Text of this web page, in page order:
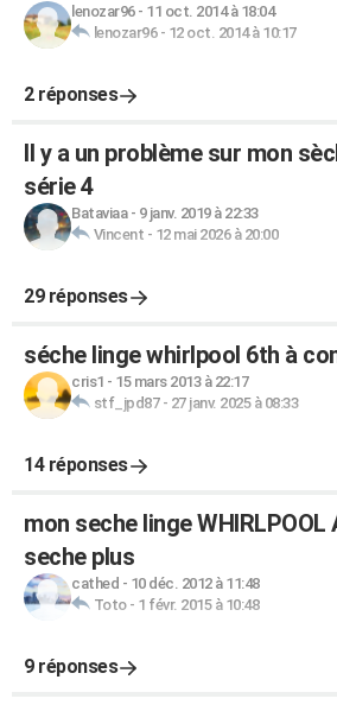
lenozar96- 11 oct. 2014 à 18:04
lenozar96- 12 oct. 2014 à 10:17
2 réponses
Il y a un problème sur mon
série 4
Bataviaa- 9 janv. 2019 à 22:33
Vincent - 12 mai 2026 à 20:00
29 réponses
séche linge whirlpool 6th à
cris1 - 15 mars 2013 à 22:17
stf_jpd87- 27 janv. 2025 à 08:33
14 réponses
mon seche linge WHIRLPOOL
seche plus
cathed - 10 déc. 2012 à 11:48
Toto- 1 févr. 2015 à 10:48
9 réponses